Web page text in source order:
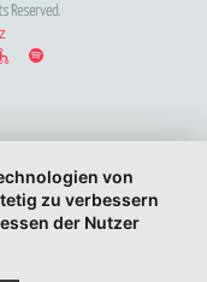
Reserved.
von
zu verbessern
der Nutzer